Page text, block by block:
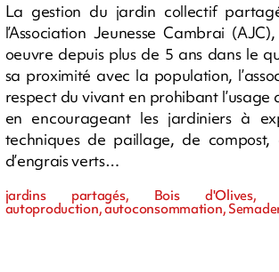
La gestion du jardin collectif
l’Association Jeunesse Cambrai
oeuvre depuis plus de 5 ans dans le
sa proximité avec la population,
respect du vivant en prohibant l’usage
en encourageant les jardiniers à
techniques de paillage, de compost,
d’engrais verts…
jardins partagés, Bois d'Olives,
autoproduction, autoconsommation,